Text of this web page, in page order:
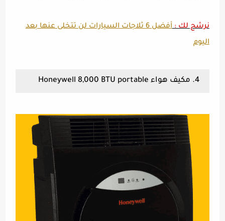
نرشح لك :
أفضل 6 ثلاجات السيارات لن تتخلى عنها بعد
اليوم
4. مكيف هواء Honeywell 8,000 BTU portable